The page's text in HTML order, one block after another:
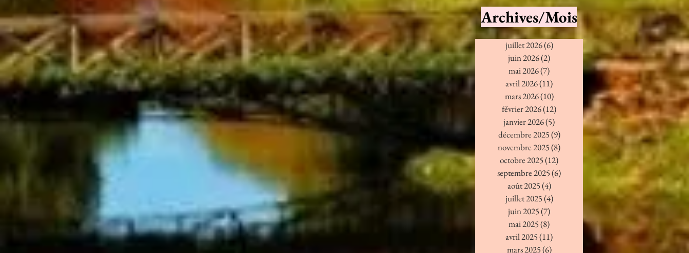
Archives/Mois
juillet 2026(6)6 posts
juin 2026(2)
mai 2026(7)
avril 2026(11)
mars 2026(10)10 posts
février 2026(12)
janvier 2026(5)
décembre 2025(9)9 posts
novembre 2025(8)
octobre 2025(12)
septembre 2025(6)
août 2025(4)4 posts
juillet 2025(4)4 posts
juin 2025(7)
mai 2025(8)
avril 2025(11)
mars 2025(6)6 posts